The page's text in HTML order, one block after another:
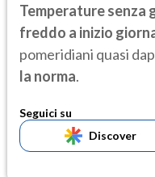
Temperature senza
freddo a inizio
pomeridiani quasi
la norma.
Seguici su
Discover